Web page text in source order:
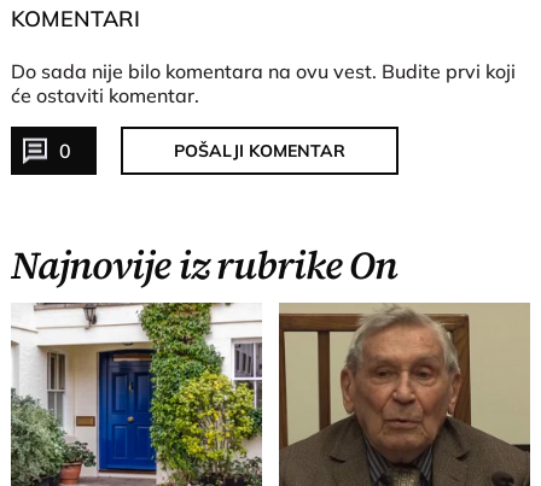
KOMENTARI
Do sada nije bilo komentara na ovu vest. Budite prvi koji
će ostaviti komentar.
0 POŠALJI KOMENTAR
Najnovije iz rubrike On